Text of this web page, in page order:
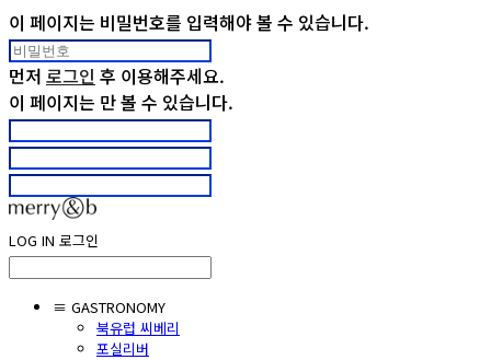
이 페이지는 비밀번호를 입력해야 볼 수 있습니다.
먼저 로그인 후 이용해주세요.
이 페이지는 만 볼 수 있습니다.
LOG IN 로그인
≡ GASTRONOMY
북유럽 씨베리
포실리버